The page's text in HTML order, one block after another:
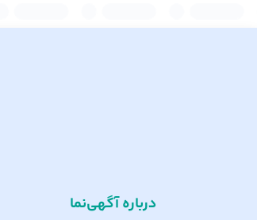
درباره آگهی‌نما